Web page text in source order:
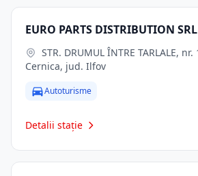
EURO PARTS DISTRIBUTION SRL
Cernica, jud. Ilfov
Autoturisme
Detalii stație